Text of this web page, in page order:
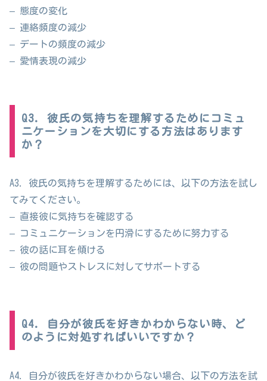
– 態度の変化
– 連絡頻度の減少
– デートの頻度の減少
– 愛情表現の減少
Q3. 彼氏の気持ちを理解するためにコミュ
ニケーションを大切にする方法はあります
か？
A3. 彼氏の気持ちを理解するためには、以下の方法を試し
てみてください。
– 直接彼に気持ちを確認する
– コミュニケーションを円滑にするために努力する
– 彼の話に耳を傾ける
– 彼の問題やストレスに対してサポートする
Q4. 自分が彼氏を好きかわからない時、ど
のように対処すればいいですか？
A4. 自分が彼氏を好きかわからない場合、以下の方法を試